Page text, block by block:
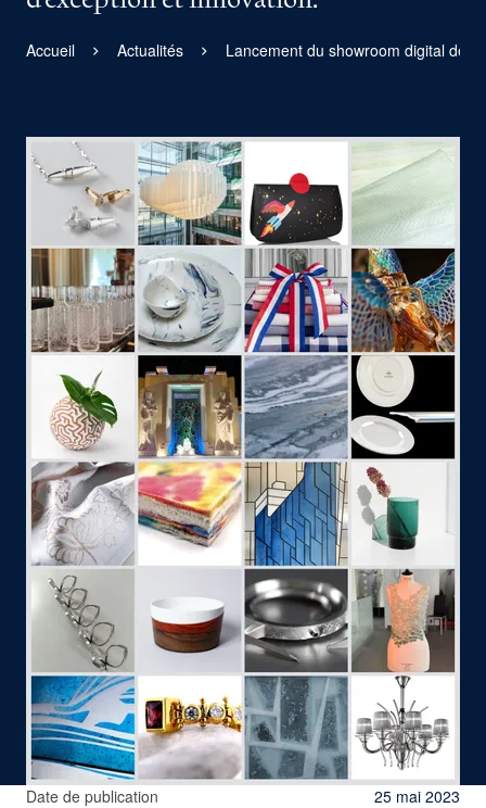
Accueil Actualités Lancement du showroom digital de
Agrandir
Date de publication 25 mai 2023